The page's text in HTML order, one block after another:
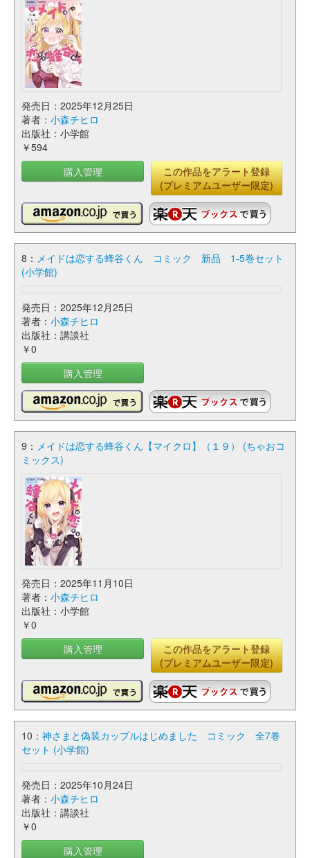
発売日：2025年12月25日
著者： 小森チヒロ
出版社：小学館
￥594
購入管理
この作品をアラート登録
(プレミアムユーザー限定)
8： メイドは恋する蜂谷くん コミック 新品 1-5巻セット
(小学館)
発売日：2025年12月25日
著者： 小森チヒロ
出版社：講談社
￥0
購入管理
9： メイドは恋する蜂谷くん【マイクロ】（１９） (ちゃおコ
ミックス)
発売日：2025年11月10日
著者： 小森チヒロ
出版社：小学館
￥0
購入管理
この作品をアラート登録
(プレミアムユーザー限定)
10： 神さまと偽装カップルはじめました コミック 全7巻
セット (小学館)
発売日：2025年10月24日
著者： 小森チヒロ
出版社：講談社
￥0
購入管理